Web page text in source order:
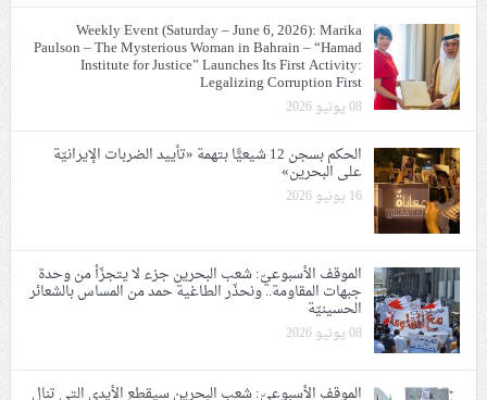
Weekly Event (Saturday – June 6, 2026): Marika
Paulson – The Mysterious Woman in Bahrain – “Hamad
Institute for Justice” Launches Its First Activity:
Legalizing Corruption First
08 يونيو 2026
الحكم بسجن 12 شيعيًّا بتهمة «تأييد الضربات الإيرانيّة
على البحرين»
16 يونيو 2026
الموقف الأسبوعيّ: شعب البحرين جزء لا يتجزّأ من وحدة
جبهات المقاومة.. ونحذّر الطاغية حمد من المساس بالشعائر
الحسينيّة
08 يونيو 2026
الموقف الأسبوعيّ: شعب البحرين سيقطع الأيدي التي تنال